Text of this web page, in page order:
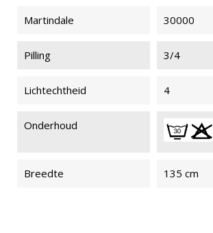
Martindale 30000
Pilling 3/4
Lichtechtheid 4
Onderhoud
Breedte 135 cm